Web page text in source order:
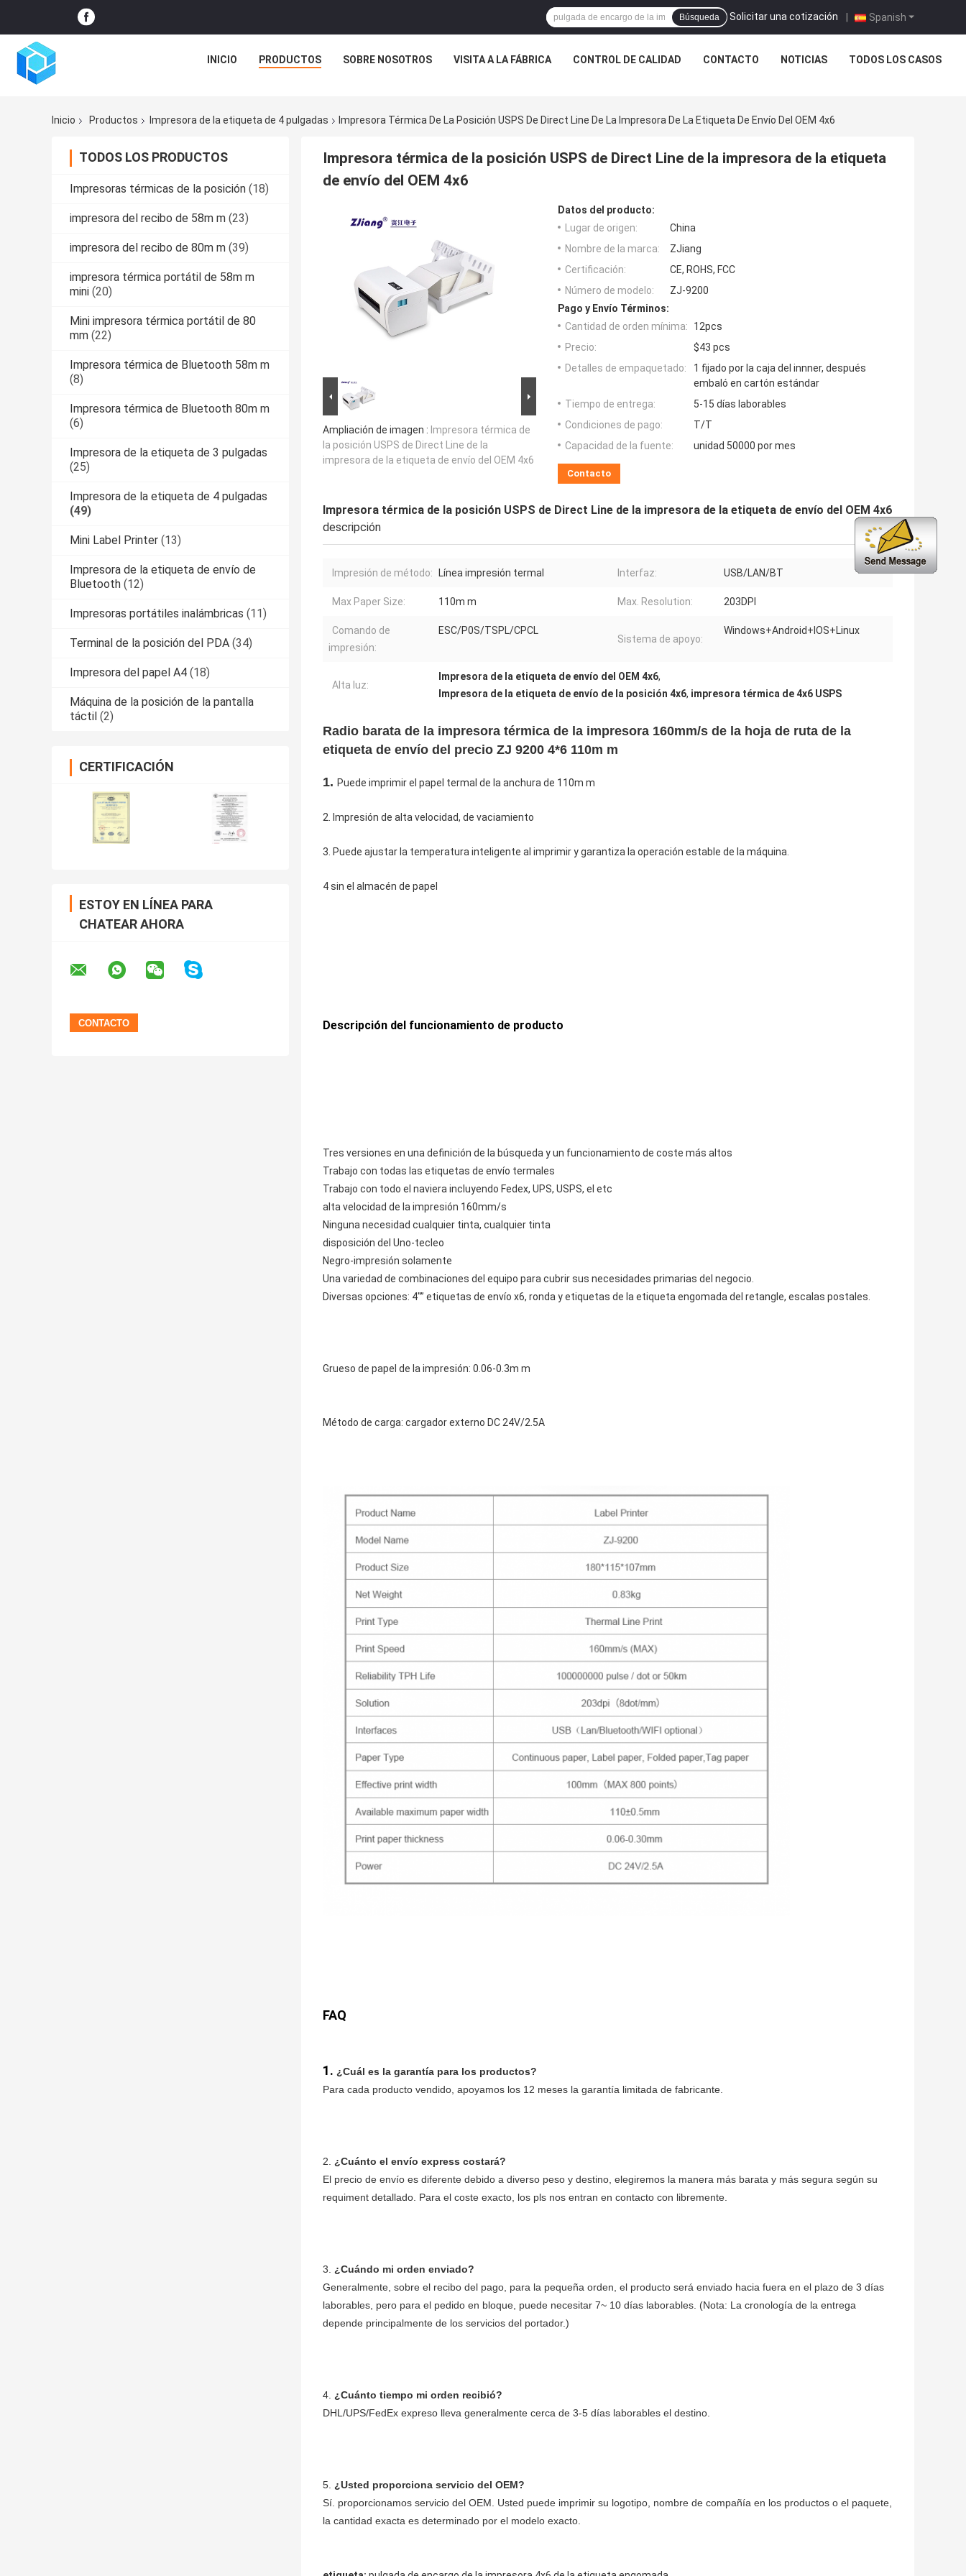
Spanish
Solicitar una cotización |
Búsqueda
INICIO PRODUCTOS SOBRE NOSOTROS VISITA A LA FÁBRICA CONTROL DE CALIDAD CONTACTO NOTICIAS TODOS LOS CASOS
Inicio Productos Impresora de la etiqueta de 4 pulgadas Impresora Térmica De La Posición USPS De Direct Line De La Impresora De La Etiqueta De Envío Del OEM 4x6
TODOS LOS PRODUCTOS
Impresoras térmicas de la posición (18)
impresora del recibo de 58m m (23)
impresora del recibo de 80m m (39)
impresora térmica portátil de 58m m
mini (20)
Mini impresora térmica portátil de 80
mm (22)
Impresora térmica de Bluetooth 58m m
(8)
Impresora térmica de Bluetooth 80m m
(6)
Impresora de la etiqueta de 3 pulgadas
(25)
Impresora de la etiqueta de 4 pulgadas
(49)
Mini Label Printer (13)
Impresora de la etiqueta de envío de
Bluetooth (12)
Impresoras portátiles inalámbricas (11)
Terminal de la posición del PDA (34)
Impresora del papel A4 (18)
Máquina de la posición de la pantalla
táctil (2)
CERTIFICACIÓN
ESTOY EN LÍNEA PARA
CHATEAR AHORA
Impresora térmica de la posición USPS de Direct Line de la impresora de la etiqueta
de envío del OEM 4x6
Ampliación de imagen : Impresora térmica de
la posición USPS de Direct Line de la
impresora de la etiqueta de envío del OEM 4x6
Datos del producto:
Lugar de origen:
China
Nombre de la marca:
ZJiang
Certificación:
CE, ROHS, FCC
Número de modelo:
ZJ-9200
Pago y Envío Términos:
Cantidad de orden mínima:
12pcs
Precio:
$43 pcs
Detalles de empaquetado:
1 fijado por la caja del innner, después
embaló en cartón estándar
Tiempo de entrega:
5-15 días laborables
Condiciones de pago:
T/T
Capacidad de la fuente:
unidad 50000 por mes
Contacto
Impresora térmica de la posición USPS de Direct Line de la impresora de la etiqueta de envío del OEM 4x6
descripción
Impresión de método: Línea impresión termal Interfaz: USB/LAN/BT
Max Paper Size: 110m m Max. Resolution: 203DPI
Comando de
impresión:
ESC/P0S/TSPL/CPCL
Sistema de apoyo:
Windows+Android+IOS+Linux
Alta luz:
Impresora de la etiqueta de envío del OEM 4x6,
Impresora de la etiqueta de envío de la posición 4x6, impresora térmica de 4x6 USPS
Radio barata de la impresora térmica de la impresora 160mm/s de la hoja de ruta de la
etiqueta de envío del precio ZJ 9200 4*6 110m m
1. Puede imprimir el papel termal de la anchura de 110m m
2. Impresión de alta velocidad, de vaciamiento
3. Puede ajustar la temperatura inteligente al imprimir y garantiza la operación estable de la máquina.
4 sin el almacén de papel
Descripción del funcionamiento de producto
Tres versiones en una definición de la búsqueda y un funcionamiento de coste más altos
Trabajo con todas las etiquetas de envío termales
Trabajo con todo el naviera incluyendo Fedex, UPS, USPS, el etc
alta velocidad de la impresión 160mm/s
Ninguna necesidad cualquier tinta, cualquier tinta
disposición del Uno-tecleo
Negro-impresión solamente
Una variedad de combinaciones del equipo para cubrir sus necesidades primarias del negocio.
Diversas opciones: 4"” etiquetas de envío x6, ronda y etiquetas de la etiqueta engomada del retangle, escalas postales.
Grueso de papel de la impresión: 0.06-0.3m m
Método de carga: cargador externo DC 24V/2.5A
FAQ
1. ¿Cuál es la garantía para los productos?
Para cada producto vendido, apoyamos los 12 meses la garantía limitada de fabricante.
2. ¿Cuánto el envío express costará?
El precio de envío es diferente debido a diverso peso y destino, elegiremos la manera más barata y más segura según su
requiment detallado. Para el coste exacto, los pls nos entran en contacto con libremente.
3. ¿Cuándo mi orden enviado?
Generalmente, sobre el recibo del pago, para la pequeña orden, el producto será enviado hacia fuera en el plazo de 3 días
laborables, pero para el pedido en bloque, puede necesitar 7~ 10 días laborables. (Nota: La cronología de la entrega
depende principalmente de los servicios del portador.)
4. ¿Cuánto tiempo mi orden recibió?
DHL/UPS/FedEx expreso lleva generalmente cerca de 3-5 días laborables el destino.
5. ¿Usted proporciona servicio del OEM?
Sí. proporcionamos servicio del OEM. Usted puede imprimir su logotipo, nombre de compañía en los productos o el paquete,
la cantidad exacta es determinado por el modelo exacto.